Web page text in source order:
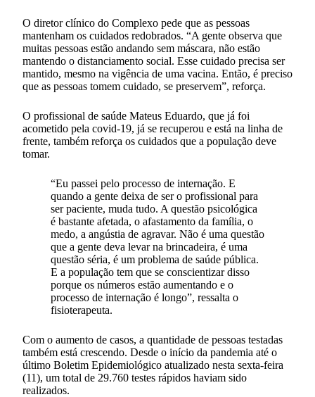
O diretor clínico do Complexo pede que as pessoas
mantenham os cuidados redobrados. “A gente observa que
muitas pessoas estão andando sem máscara, não estão
mantendo o distanciamento social. Esse cuidado precisa ser
mantido, mesmo na vigência de uma vacina. Então, é preciso
que as pessoas tomem cuidado, se preservem”, reforça.
O profissional de saúde Mateus Eduardo, que já foi
acometido pela covid-19, já se recuperou e está na linha de
frente, também reforça os cuidados que a população deve
tomar.
“Eu passei pelo processo de internação. E
quando a gente deixa de ser o profissional para
ser paciente, muda tudo. A questão psicológica
é bastante afetada, o afastamento da família, o
medo, a angústia de agravar. Não é uma questão
que a gente deva levar na brincadeira, é uma
questão séria, é um problema de saúde pública.
E a população tem que se conscientizar disso
porque os números estão aumentando e o
processo de internação é longo”, ressalta o
fisioterapeuta.
Com o aumento de casos, a quantidade de pessoas testadas
também está crescendo. Desde o início da pandemia até o
último Boletim Epidemiológico atualizado nesta sexta-feira
(11), um total de 29.760 testes rápidos haviam sido
realizados.